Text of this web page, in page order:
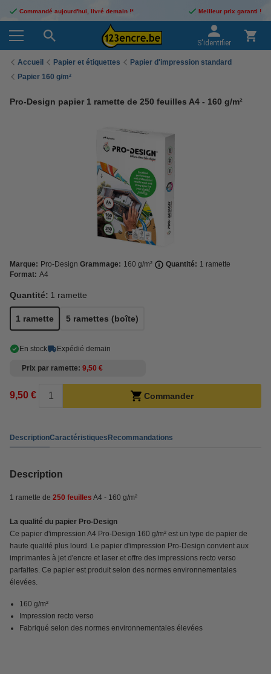
Commandé aujourd'hui, livré demain !* Meilleur prix garanti !
S'identifier
Accueil Papier et étiquettes
Papier d'impression standard
Papier 160 g/m²
Pro-Design papier 1 ramette de 250 feuilles A4 - 160 g/m²
Marque: Pro-Design Grammage: 160 g/m² Quantité: 1 ramette
Format: A4
Quantité: 1 ramette
1 ramette 5 ramettes (boîte)
En stock Expédié demain
Prix par ramette 9,50 €
9,50 € Commander
DescriptionCaractéristiquesRecommandations
Description
1 ramette de 250 feuilles A4 - 160 g/m²
La qualité du papier Pro-Design
Ce papier d'impression A4 Pro-Design 160 g/m² est un type de papier de
haute qualité plus lourd. Le papier d'impression Pro-Design convient aux
imprimantes à jet d'encre et laser et offre des impressions recto verso
parfaites. Ce papier est produit selon des normes environnementales
élevées.
160 g/m²
Impression recto verso
Fabriqué selon des normes environnementales élevées